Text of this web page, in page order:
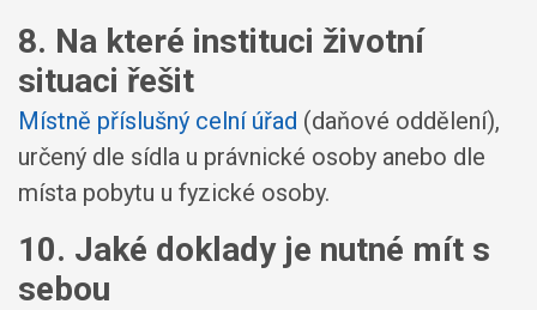
8. Na které instituci životní
situaci řešit
Místně příslušný celní úřad (daňové oddělení),
určený dle sídla u právnické osoby anebo dle
místa pobytu u fyzické osoby.
10. Jaké doklady je nutné mít s
sebou